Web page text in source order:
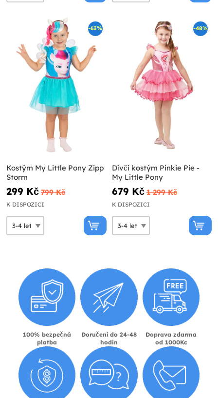
-63%
Kostým My Little Pony Zipp
Storm
299 Kč 799 Kč
K DISPOZICI
-48%
Dívčí kostým Pinkie Pie -
My Little Pony
679 Kč 1 299 Kč
K DISPOZICI
100% bezpečná
platba
Doručení do 24-48
hodin
Doprava zdarma
od 1000Kc